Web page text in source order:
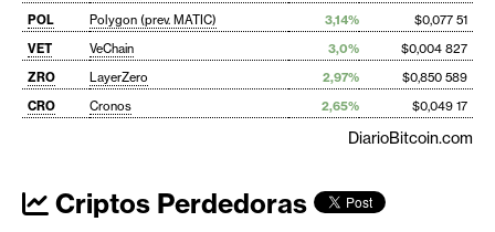
POL
Polygon (prev. MATIC) 3,14%
$0,077 51
VET
VeChain 3,0%
$0,004 827
ZRO
LayerZero 2,97%
$0,850 589
CRO
Cronos 2,65% $0,049 17
DiarioBitcoin.com
Criptos Perdedoras